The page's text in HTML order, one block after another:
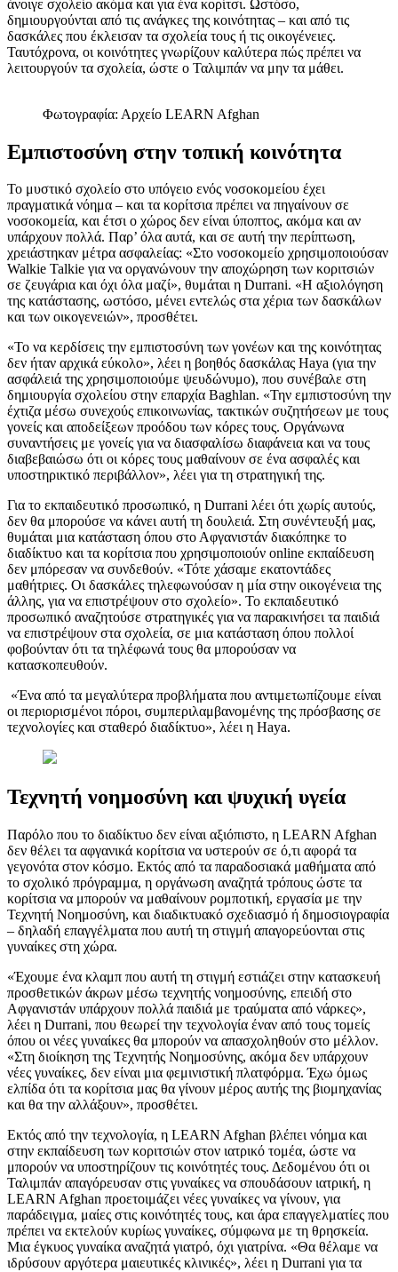
άνοιγε σχολείο ακόμα και για ένα κορίτσι. Ωστόσο,
δημιουργούνται από τις ανάγκες της κοινότητας – και από τις
δασκάλες που έκλεισαν τα σχολεία τους ή τις οικογένειες.
Ταυτόχρονα, οι κοινότητες γνωρίζουν καλύτερα πώς πρέπει να
λειτουργούν τα σχολεία, ώστε ο Ταλιμπάν να μην τα μάθει.
Φωτογραφία: Αρχείο LEARN Afghan
Εμπιστοσύνη στην τοπική κοινότητα
Το μυστικό σχολείο στο υπόγειο ενός νοσοκομείου έχει
πραγματικά νόημα – και τα κορίτσια πρέπει να πηγαίνουν σε
νοσοκομεία, και έτσι ο χώρος δεν είναι ύποπτος, ακόμα και αν
υπάρχουν πολλά. Παρ’ όλα αυτά, και σε αυτή την περίπτωση,
χρειάστηκαν μέτρα ασφαλείας: «Στο νοσοκομείο χρησιμοποιούσαν
Walkie Talkie για να οργανώνουν την αποχώρηση των κοριτσιών
σε ζευγάρια και όχι όλα μαζί», θυμάται η Durrani. «Η αξιολόγηση
της κατάστασης, ωστόσο, μένει εντελώς στα χέρια των δασκάλων
και των οικογενειών», προσθέτει.
«Το να κερδίσεις την εμπιστοσύνη των γονέων και της κοινότητας
δεν ήταν αρχικά εύκολο», λέει η βοηθός δασκάλας Haya (για την
ασφάλειά της χρησιμοποιούμε ψευδώνυμο), που συνέβαλε στη
δημιουργία σχολείου στην επαρχία Baghlan. «Την εμπιστοσύνη την
έχτιζα μέσω συνεχούς επικοινωνίας, τακτικών συζητήσεων με τους
γονείς και αποδείξεων προόδου των κόρες τους. Οργάνωνα
συναντήσεις με γονείς για να διασφαλίσω διαφάνεια και να τους
διαβεβαιώσω ότι οι κόρες τους μαθαίνουν σε ένα ασφαλές και
υποστηρικτικό περιβάλλον», λέει για τη στρατηγική της.
Για το εκπαιδευτικό προσωπικό, η Durrani λέει ότι χωρίς αυτούς,
δεν θα μπορούσε να κάνει αυτή τη δουλειά. Στη συνέντευξή μας,
θυμάται μια κατάσταση όπου στο Αφγανιστάν διακόπηκε το
διαδίκτυο και τα κορίτσια που χρησιμοποιούν online εκπαίδευση
δεν μπόρεσαν να συνδεθούν. «Τότε χάσαμε εκατοντάδες
μαθήτριες. Οι δασκάλες τηλεφωνούσαν η μία στην οικογένεια της
άλλης, για να επιστρέψουν στο σχολείο». Το εκπαιδευτικό
προσωπικό αναζητούσε στρατηγικές για να παρακινήσει τα παιδιά
να επιστρέψουν στα σχολεία, σε μια κατάσταση όπου πολλοί
φοβούνταν ότι τα τηλέφωνά τους θα μπορούσαν να
κατασκοπευθούν.
«Ένα από τα μεγαλύτερα προβλήματα που αντιμετωπίζουμε είναι
οι περιορισμένοι πόροι, συμπεριλαμβανομένης της πρόσβασης σε
τεχνολογίες και σταθερό διαδίκτυο», λέει η Haya.
Τεχνητή νοημοσύνη και ψυχική υγεία
Παρόλο που το διαδίκτυο δεν είναι αξιόπιστο, η LEARN Afghan
δεν θέλει τα αφγανικά κορίτσια να υστερούν σε ό,τι αφορά τα
γεγονότα στον κόσμο. Εκτός από τα παραδοσιακά μαθήματα από
το σχολικό πρόγραμμα, η οργάνωση αναζητά τρόπους ώστε τα
κορίτσια να μπορούν να μαθαίνουν ρομποτική, εργασία με την
Τεχνητή Νοημοσύνη, και διαδικτυακό σχεδιασμό ή δημοσιογραφία
– δηλαδή επαγγέλματα που αυτή τη στιγμή απαγορεύονται στις
γυναίκες στη χώρα.
«Έχουμε ένα κλαμπ που αυτή τη στιγμή εστιάζει στην κατασκευή
προσθετικών άκρων μέσω τεχνητής νοημοσύνης, επειδή στο
Αφγανιστάν υπάρχουν πολλά παιδιά με τραύματα από νάρκες»,
λέει η Durrani, που θεωρεί την τεχνολογία έναν από τους τομείς
όπου οι νέες γυναίκες θα μπορούν να απασχοληθούν στο μέλλον.
«Στη διοίκηση της Τεχνητής Νοημοσύνης, ακόμα δεν υπάρχουν
νέες γυναίκες, δεν είναι μια φεμινιστική πλατφόρμα. Έχω όμως
ελπίδα ότι τα κορίτσια μας θα γίνουν μέρος αυτής της βιομηχανίας
και θα την αλλάξουν», προσθέτει.
Εκτός από την τεχνολογία, η LEARN Afghan βλέπει νόημα και
στην εκπαίδευση των κοριτσιών στον ιατρικό τομέα, ώστε να
μπορούν να υποστηρίζουν τις κοινότητές τους. Δεδομένου ότι οι
Ταλιμπάν απαγόρευσαν στις γυναίκες να σπουδάσουν ιατρική, η
LEARN Afghan προετοιμάζει νέες γυναίκες να γίνουν, για
παράδειγμα, μαίες στις κοινότητές τους, και άρα επαγγελματίες που
πρέπει να εκτελούν κυρίως γυναίκες, σύμφωνα με τη θρησκεία.
Μια έγκυος γυναίκα αναζητά γιατρό, όχι γιατρίνα. «Θα θέλαμε να
ιδρύσουν αργότερα μαιευτικές κλινικές», λέει η Durrani για τα